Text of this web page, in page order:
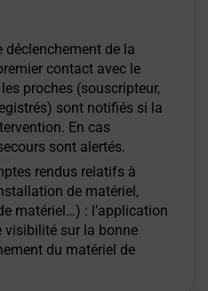
déclenchement de la
contact avec le
proches (souscripteur,
sont notifiés si la
En cas
sont alertés.
rendus relatifs à
de matériel,
matériel…) : l’application
visibilité sur la bonne
du matériel de